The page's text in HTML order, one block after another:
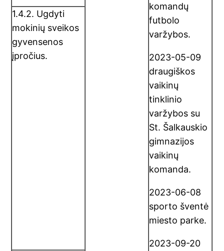
komandų
futbolo
varžybos.
2023-05-09
draugiškos
vaikinų
tinklinio
varžybos su
St. Šalkauskio
gimnazijos
vaikinų
komanda.
2023-06-08
sporto šventė
miesto parke.
2023-09-20
1.4.2. Ugdyti
mokinių sveikos
gyvensenos
įpročius.